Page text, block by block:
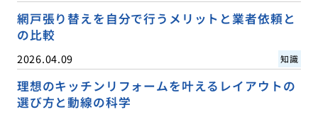
網戸張り替えを自分で行うメリットと業者依頼と
の比較
2026.04.09 知識
理想のキッチンリフォームを叶えるレイアウトの
選び方と動線の科学